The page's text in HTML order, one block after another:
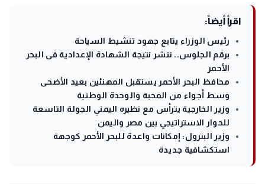
اقرأ أيضاً:
رئيس الوزراء يتابع جهود تنشيط السياحة
برقم الجلوس.. ننشر نتيجة الشهادة الإعدادية فى البحر
الأحمر
محافظ البحر الأحمر يستقبل المهنئين بعيد الأضحى
وسط أجواء من المحبة والوحدة الوطنية
وزير الخارجية يترأس مع نظيره اليمني الجولة التاسعة
للحوار الاستراتيجي بين مصر واليمن
وزير البترول: إمكانات واعدة للبحر الأحمر كوجهة
استكشافية جديدة